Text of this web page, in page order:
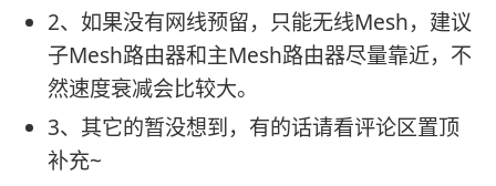
2、如果没有网线预留，只能无线Mesh，建议
子Mesh路由器和主Mesh路由器尽量靠近，不
然速度衰减会比较大。
3、其它的暂没想到，有的话请看评论区置顶
补充~